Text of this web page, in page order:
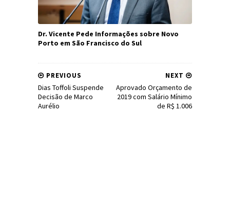
Dr. Vicente Pede Informações sobre Novo
Porto em São Francisco do Sul
NEXT
Aprovado Orçamento de
2019 com Salário Mínimo
de R$ 1.006
PREVIOUS
Dias Toffoli Suspende
Decisão de Marco
Aurélio